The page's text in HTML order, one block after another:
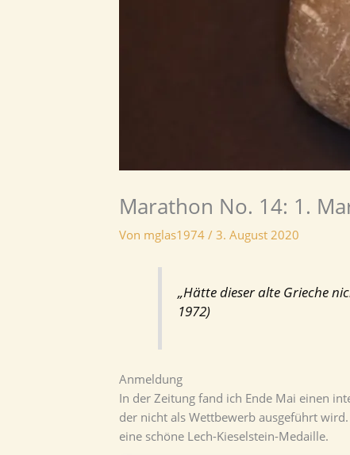
Marathon No. 14: 1.
Von mglas1974 / 3. August 2020
„Hätte dieser alte Grieche
1972)
Anmeldung
In der Zeitung fand ich Ende Mai einen
der nicht als Wettbewerb ausgeführt
eine schöne Lech-Kieselstein-Medaille.